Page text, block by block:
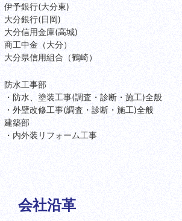
伊予銀行(大分東)
大分銀行(日岡)
大分信用金庫(高城)
商工中金（大分）
大分県信用組合（鶴崎）
防水工事部
・防水、塗装工事(調査・診断・施工)全般
・外壁改修工事(調査・診断・施工)全般
建築部
・内外装リフォーム工事
会社沿革